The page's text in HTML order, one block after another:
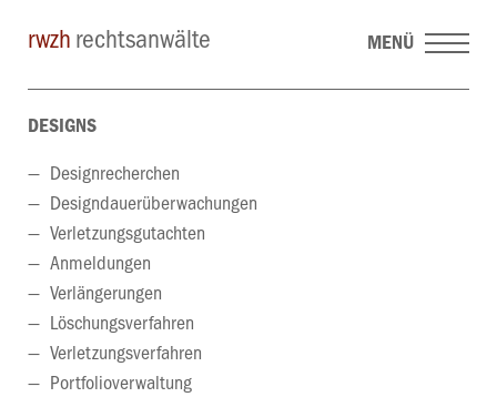
rwzh rechtsanwälte MENÜ
DESIGNS
Designrecherchen
Designdauerüberwachungen
Verletzungsgutachten
Anmeldungen
Verlängerungen
Löschungsverfahren
Verletzungsverfahren
Portfolioverwaltung